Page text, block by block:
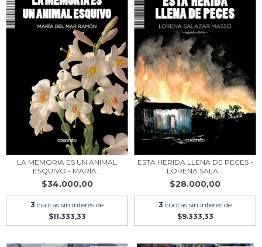
LA MEMORIA ES UN ANIMAL
ESQUIVO - MARÍA...
$34.000,00
3 cuotas sin interés de
$11.333,33
ESTA HERIDA LLENA DE PECES -
LORENA SALA...
$28.000,00
3 cuotas sin interés de
$9.333,33